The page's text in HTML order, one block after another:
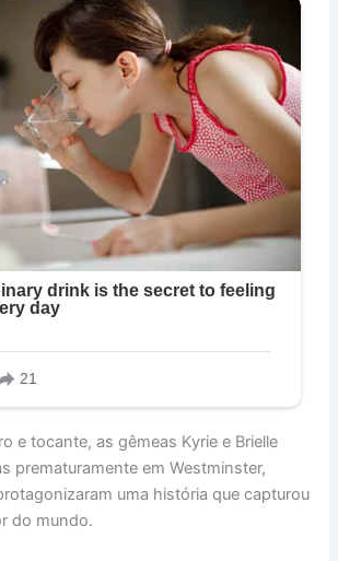
e tocante, as gêmeas Kyrie e Brielle
prematuramente em Westminster,
uma história que capturou
do mundo.